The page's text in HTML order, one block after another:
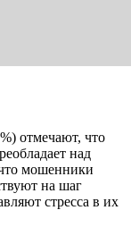
отмечают, что
над
мошенники
на шаг
стресса в их